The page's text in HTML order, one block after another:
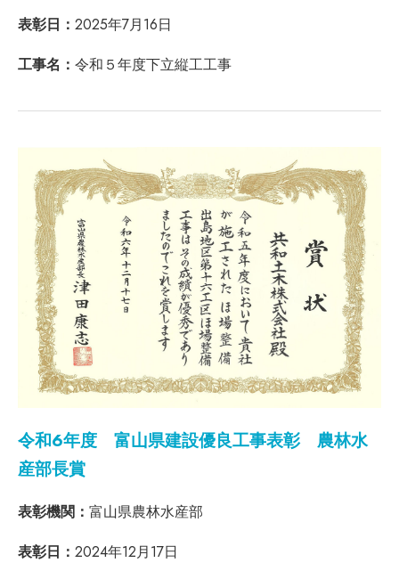
表彰日： 2025年7月16日
工事名： 令和５年度下立縦工工事
令和6年度 富山県建設優良工事表彰 農林水
産部長賞
表彰機関： 富山県農林水産部
表彰日： 2024年12月17日